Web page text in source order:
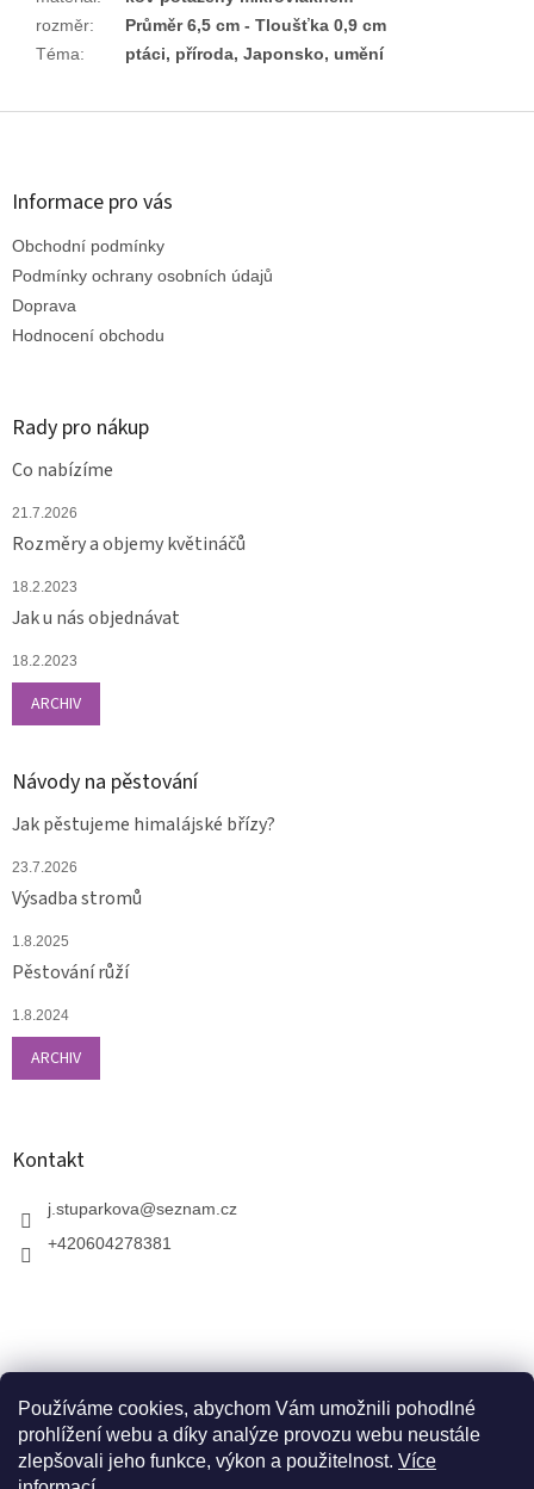
Používáme cookies, abychom Vám umožnili pohodlné
prohlížení webu a díky analýze provozu webu neustále
zlepšovali jeho funkce, výkon a použitelnost. Více
rozměr:
Průměr 6,5 cm - Tloušťka 0,9 cm
Téma: ptáci, příroda, Japonsko, umění
Z
Informace pro vás
Obchodní podmínky
Podmínky ochrany osobních údajů
Doprava
Hodnocení obchodu
Rady pro nákup
Co nabízíme
21.7.2026
Rozměry a objemy květináčů
18.2.2023
Jak u nás objednávat
18.2.2023
ARCHIV
Návody na pěstování
Jak pěstujeme himalájské břízy?
23.7.2026
Výsadba stromů
1.8.2025
Pěstování růží
1.8.2024
ARCHIV
Kontakt
j.stuparkova@seznam.cz
+420604278381